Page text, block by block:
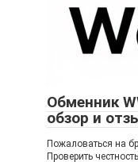
Обменник
обзор и
Пожаловаться на
Проверить